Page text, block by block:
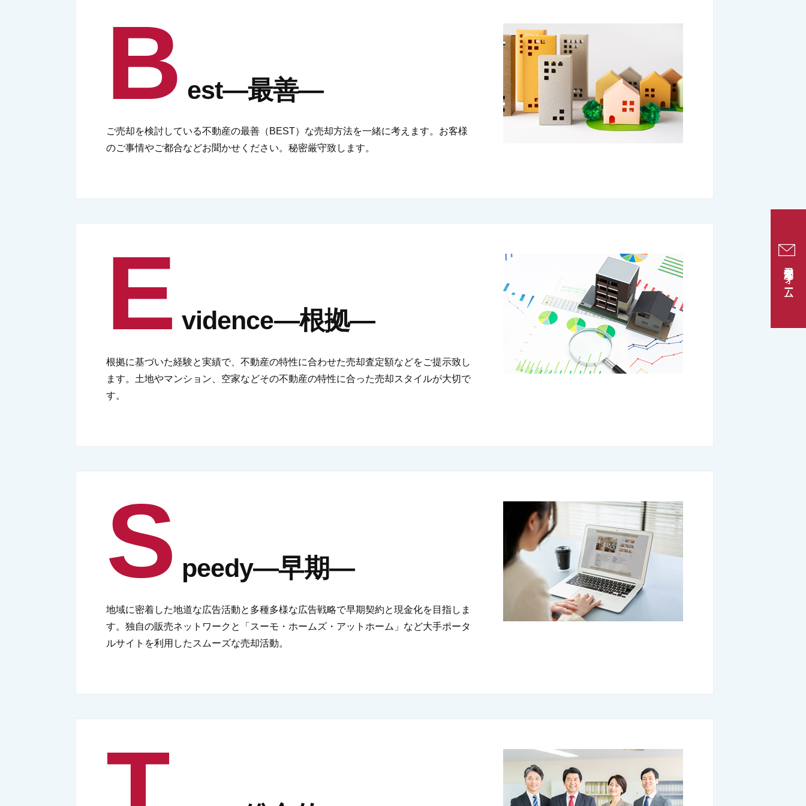
売却査定フォーム
B est―最善―
ご売却を検討している不動産の最善（BEST）な売却方法を一緒に考えます。お客様
のご事情やご都合などお聞かせください。秘密厳守致します。
E vidence―根拠―
根拠に基づいた経験と実績で、不動産の特性に合わせた売却査定額などをご提示致し
ます。土地やマンション、空家などその不動産の特性に合った売却スタイルが大切で
す。
S peedy―早期―
地域に密着した地道な広告活動と多種多様な広告戦略で早期契約と現金化を目指しま
す。独自の販売ネットワークと「スーモ・ホームズ・アットホーム」など大手ポータ
ルサイトを利用したスムーズな売却活動。